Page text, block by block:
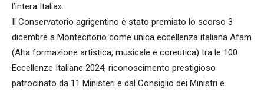
l’intera Italia».
Il Conservatorio agrigentino è stato premiato lo scorso 3
dicembre a Montecitorio come unica eccellenza italiana Afam
(Alta formazione artistica, musicale e coreutica) tra le 100
Eccellenze Italiane 2024, riconoscimento prestigioso
patrocinato da 11 Ministeri e dal Consiglio dei Ministri e